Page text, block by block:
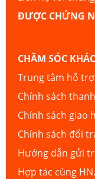
ĐƯỢC CHỨNG
CHĂM SÓC
Trung tâm hỗ
Chính sách
Chính sách giao
Chính sách đổi
Hướng dẫn gửi
Hợp tác cùng